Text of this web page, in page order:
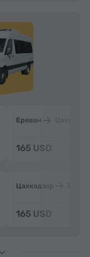
Ереван
165 USD
Цахкадзор
165 USD